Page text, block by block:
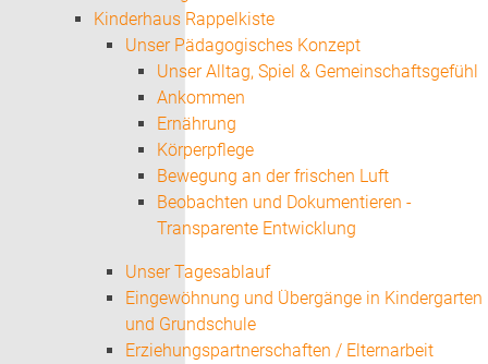
Kinderhaus Rappelkiste
Unser Pädagogisches Konzept
Unser Alltag, Spiel & Gemeinschaftsgefühl
Ankommen
Ernährung
Körperpflege
Bewegung an der frischen Luft
Beobachten und Dokumentieren -
Transparente Entwicklung
Unser Tagesablauf
Eingewöhnung und Übergänge in Kindergarten
und Grundschule
Erziehungspartnerschaften / Elternarbeit